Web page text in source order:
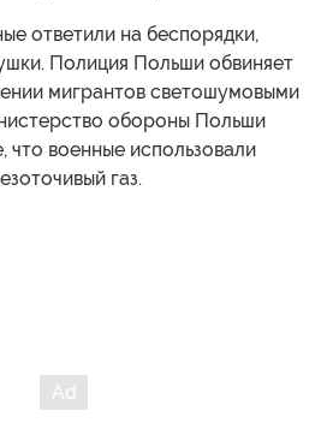
ответили на беспорядки,
Полиция Польши обвиняет
мигрантов светошумовыми
обороны Польши
что военные использовали
газ.